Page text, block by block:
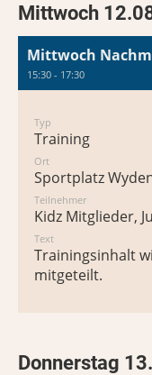
Mittwoch
Mittwoch
15:30 - 17:30
Typ
Training
Ort
Sportplatz
Teilnehmer
Kidz Mitglieder,
Text
Trainingsinhalt
mitgeteilt.
Donnerstag